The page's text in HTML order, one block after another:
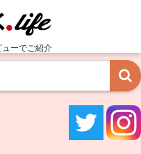
ーでご紹介